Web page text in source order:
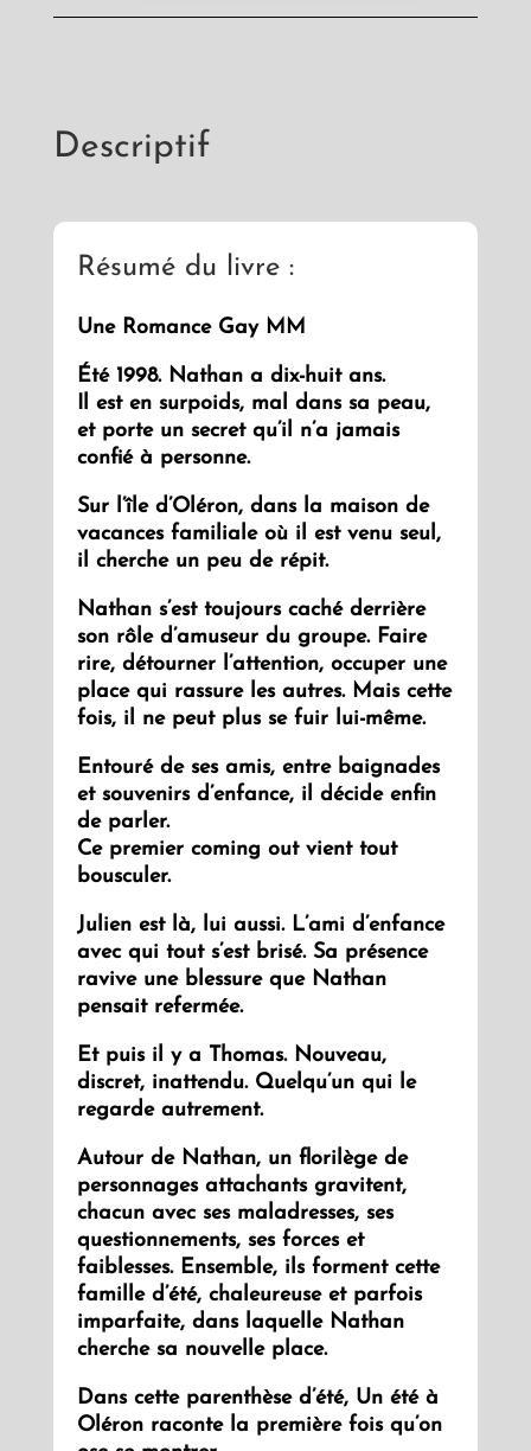
Descriptif
Résumé du livre :
Une Romance Gay MM
Été 1998. Nathan a dix-huit ans.
Il est en surpoids, mal dans sa peau,
et porte un secret qu’il n’a jamais
confié à personne.
Sur l’île d’Oléron, dans la maison de
vacances familiale où il est venu seul,
il cherche un peu de répit.
Nathan s’est toujours caché derrière
son rôle d’amuseur du groupe. Faire
rire, détourner l’attention, occuper une
place qui rassure les autres. Mais cette
fois, il ne peut plus se fuir lui-même.
Entouré de ses amis, entre baignades
et souvenirs d’enfance, il décide enfin
de parler.
Ce premier coming out vient tout
bousculer.
Julien est là, lui aussi. L’ami d’enfance
avec qui tout s’est brisé. Sa présence
ravive une blessure que Nathan
pensait refermée.
Et puis il y a Thomas. Nouveau,
discret, inattendu. Quelqu’un qui le
regarde autrement.
Autour de Nathan, un florilège de
personnages attachants gravitent,
chacun avec ses maladresses, ses
questionnements, ses forces et
faiblesses. Ensemble, ils forment cette
famille d’été, chaleureuse et parfois
imparfaite, dans laquelle Nathan
cherche sa nouvelle place.
Dans cette parenthèse d’été, Un été à
Oléron raconte la première fois qu’on